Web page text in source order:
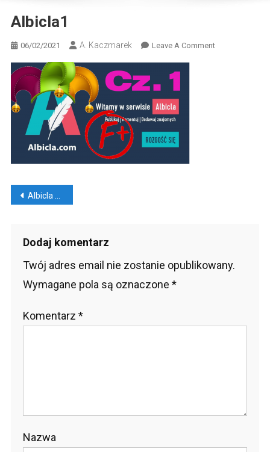
Albicla1
06/02/2021 A. Kaczmarek Leave A CommentOn
Nawigacja
Albicla – pierwsze wrażenia z polskiego Facebooka
Dodaj komentarz
Twój adres email nie zostanie opublikowany.
Wymagane pola są oznaczone *
Komentarz *
Nazwa